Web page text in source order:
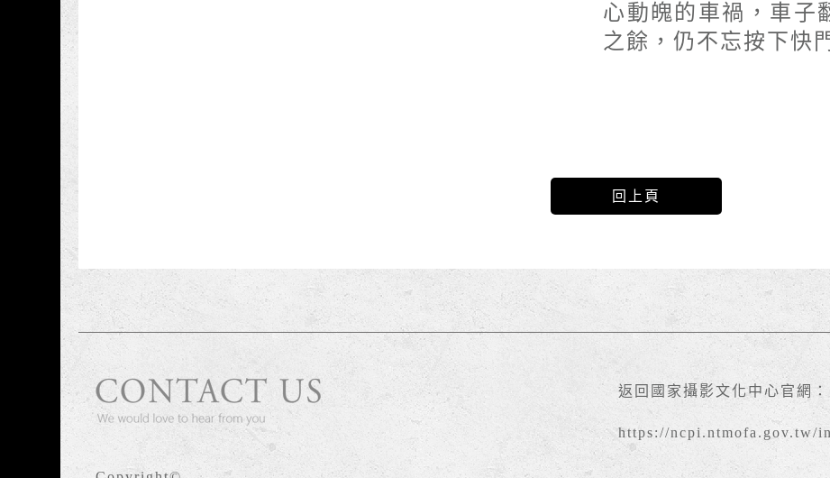
心動魄的車禍，車子
之餘，仍不忘按下快
回上頁
返回國家攝影文化中心官網：
https://ncpi.ntmofa.gov.tw/